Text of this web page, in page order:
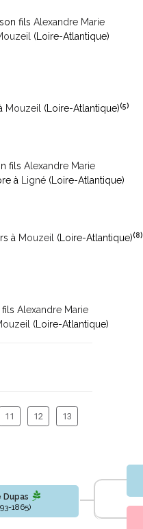
fils Alexandre Marie
(Loire-Atlantique)
Mouzeil (Loire-Atlantique)(5)
fils Alexandre Marie
à
Ligné (Loire-Atlantique)
à Mouzeil (Loire-Atlantique)(8)
Alexandre Marie
(Loire-Atlantique)
11 12 13
Dupas
1865)